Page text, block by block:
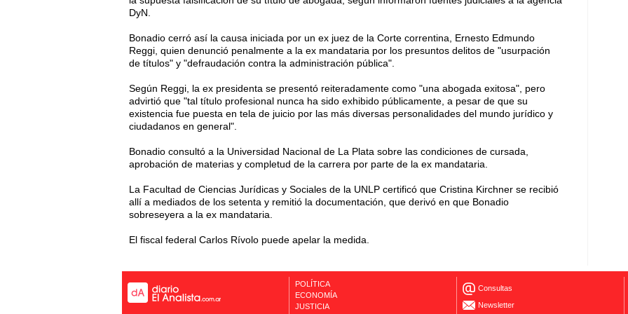
DyN.
Bonadio cerró así la causa iniciada por un ex juez de la Corte correntina, Ernesto Edmundo
Reggi, quien denunció penalmente a la ex mandataria por los presuntos delitos de "usurpación
de títulos" y "defraudación contra la administración pública".
Según Reggi, la ex presidenta se presentó reiteradamente como "una abogada exitosa", pero
advirtió que "tal título profesional nunca ha sido exhibido públicamente, a pesar de que su
existencia fue puesta en tela de juicio por las más diversas personalidades del mundo jurídico y
ciudadanos en general".
Bonadio consultó a la Universidad Nacional de La Plata sobre las condiciones de cursada,
aprobación de materias y completud de la carrera por parte de la ex mandataria.
La Facultad de Ciencias Jurídicas y Sociales de la UNLP certificó que Cristina Kirchner se recibió
allí a mediados de los setenta y remitió la documentación, que derivó en que Bonadio
sobreseyera a la ex mandataria.
El fiscal federal Carlos Rívolo puede apelar la medida.
POLÍTICA
ECONOMÍA
JUSTICIA
Consultas
Newsletter